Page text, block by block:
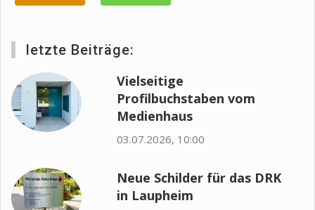
letzte Beiträge:
Vielseitige
Profilbuchstaben vom
Medienhaus
03.07.2026, 10:00
Neue Schilder für das DRK
in Laupheim